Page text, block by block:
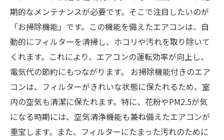
期的なメンテナンスが必要です。そこで注目したいのが
「お掃除機能」です。この機能を備えたエアコンは、自
動的にフィルターを清掃し、ホコリや汚れを取り除いて
くれます。これにより、エアコンの運転効率が向上し、
電気代の節約にもつながります。 お掃除機能付きのエア
コンは、フィルターがきれいな状態に保たれるため、室
内の空気も清潔に保たれます。特に、花粉やPM2.5が気
になる時期には、空気清浄機能も兼ね備えたエアコンが
重宝します。また、フィルターにたまった汚れのために